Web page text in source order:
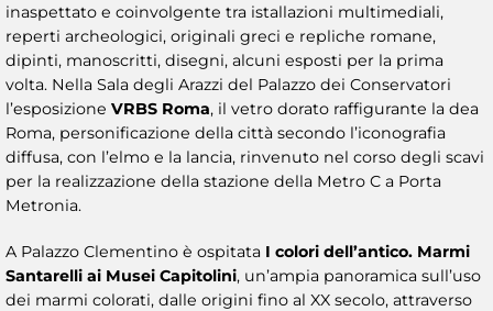
inaspettato e coinvolgente tra istallazioni multimediali,
reperti archeologici, originali greci e repliche romane,
dipinti, manoscritti, disegni, alcuni esposti per la prima
volta. Nella Sala degli Arazzi del Palazzo dei Conservatori
l’esposizione VRBS Roma, il vetro dorato raffigurante la dea
Roma, personificazione della città secondo l’iconografia
diffusa, con l’elmo e la lancia, rinvenuto nel corso degli scavi
per la realizzazione della stazione della Metro C a Porta
Metronia.
A Palazzo Clementino è ospitata I colori dell’antico. Marmi
Santarelli ai Musei Capitolini, un’ampia panoramica sull’uso
dei marmi colorati, dalle origini fino al XX secolo, attraverso